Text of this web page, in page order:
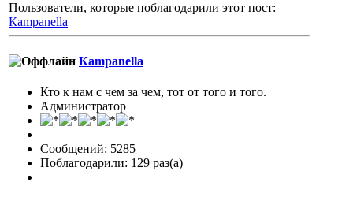
Пользователи, которые поблагодарили этот пост:
Кampanella
Кampanella
Кто к нам с чем за чем, тот от того и того.
Администратор
Сообщений: 5285
Поблагодарили: 129 раз(а)